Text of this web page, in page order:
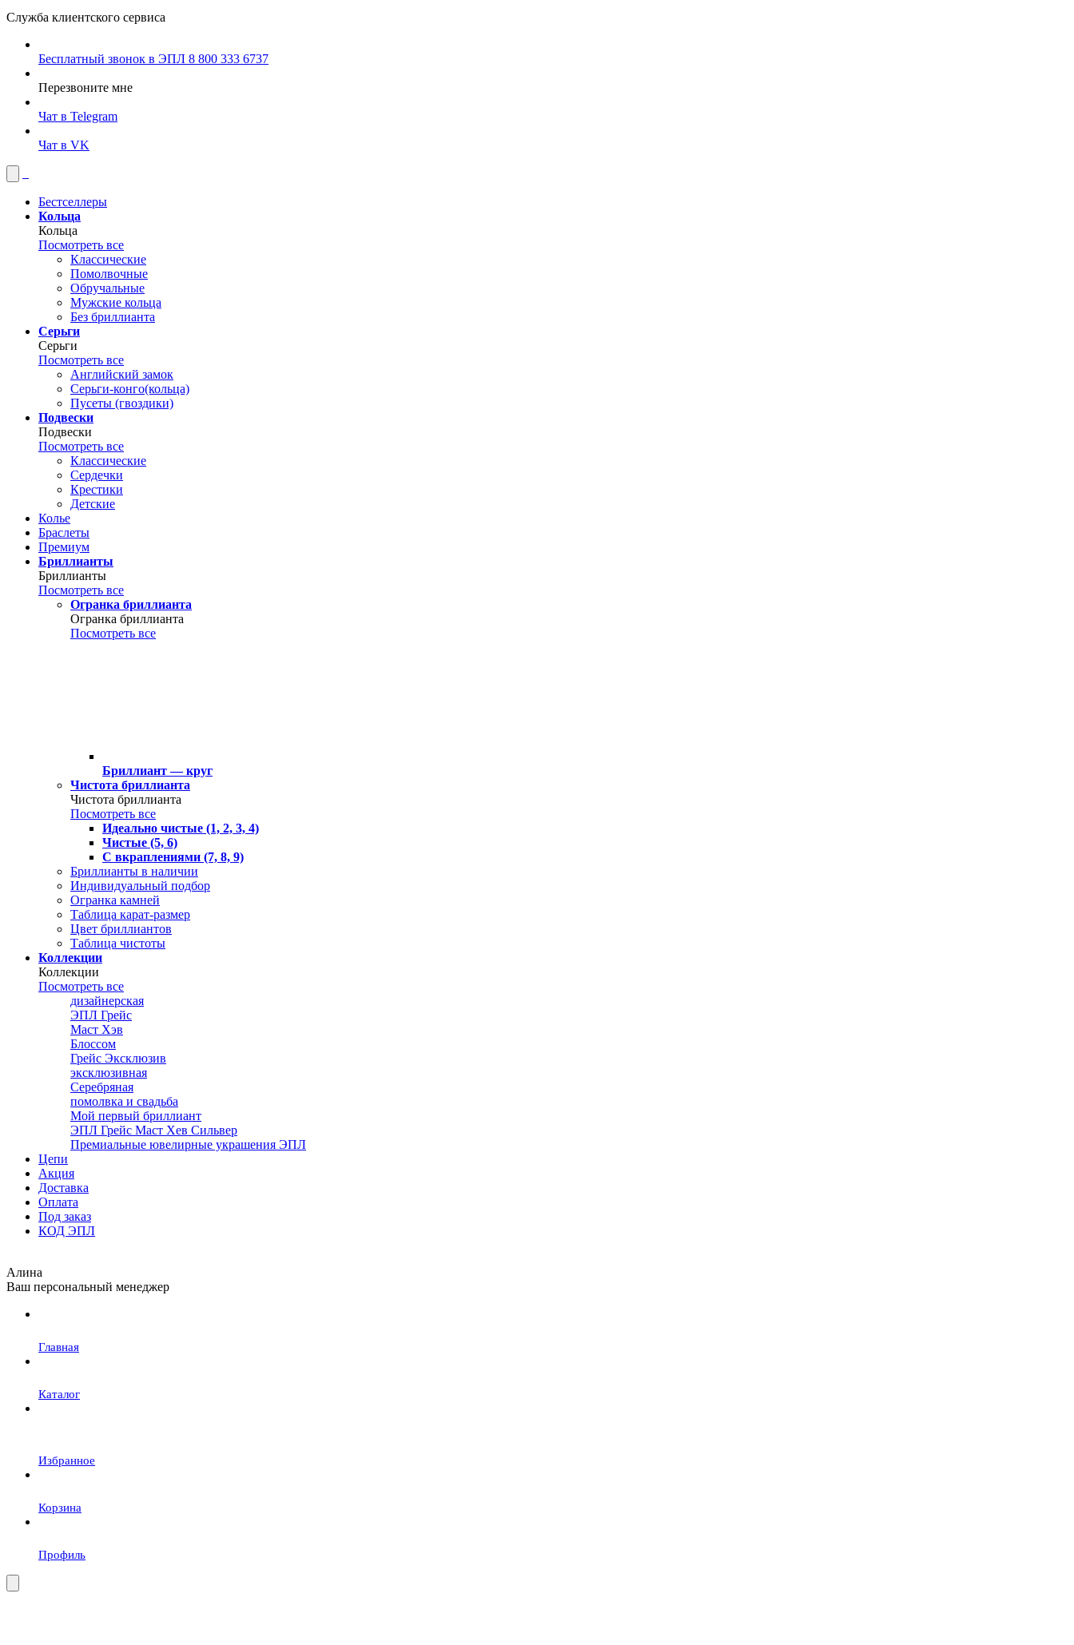
Служба клиентского сервиса
Бесплатный звонок в ЭПЛ 8 800 333 6737
Перезвоните мне
Чат в Telegram
Чат в VK
Бестселлеры
Кольца
Кольца
Посмотреть все
Классические
Помолвочные
Обручальные
Мужские кольца
Без бриллианта
Серьги
Серьги
Посмотреть все
Английский замок
Серьги-конго(кольца)
Пусеты (гвоздики)
Подвески
Подвески
Посмотреть все
Классические
Сердечки
Крестики
Детские
Колье
Браслеты
Премиум
Бриллианты
Бриллианты
Посмотреть все
Огранка бриллианта
Огранка бриллианта
Посмотреть все
Бриллиант — круг
Чистота бриллианта
Чистота бриллианта
Посмотреть все
Идеально чистые (1, 2, 3, 4)
Чистые (5, 6)
С вкраплениями (7, 8, 9)
Бриллианты в наличии
Индивидуальный подбор
Огранка камней
Таблица карат-размер
Цвет бриллиантов
Таблица чистоты
Коллекции
Коллекции
Посмотреть все
дизайнерская
ЭПЛ Грейс
Маст Хэв
Блоссом
Грейс Эксклюзив
эксклюзивная
Серебряная
помолвка и свадьба
Мой первый бриллиант
ЭПЛ Грейс Маст Хев Сильвер
Премиальные ювелирные украшения ЭПЛ
Цепи
Акция
Доставка
Оплата
Под заказ
КОД ЭПЛ
Алина
Ваш персональный менеджер
Главная
Каталог
Избранное
Корзина
Профиль